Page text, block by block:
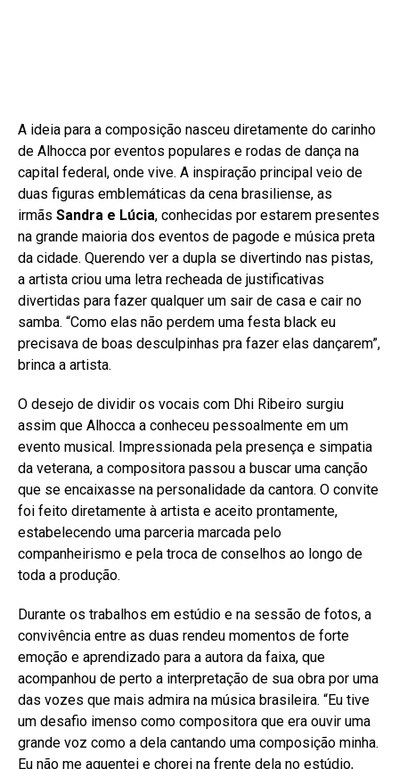
A ideia para a composição nasceu diretamente do carinho
de Alhocca por eventos populares e rodas de dança na
capital federal, onde vive. A inspiração principal veio de
duas figuras emblemáticas da cena brasiliense, as
irmãs Sandra e Lúcia, conhecidas por estarem presentes
na grande maioria dos eventos de pagode e música preta
da cidade. Querendo ver a dupla se divertindo nas pistas,
a artista criou uma letra recheada de justificativas
divertidas para fazer qualquer um sair de casa e cair no
samba. “Como elas não perdem uma festa black eu
precisava de boas desculpinhas pra fazer elas dançarem”,
brinca a artista.
O desejo de dividir os vocais com Dhi Ribeiro surgiu
assim que Alhocca a conheceu pessoalmente em um
evento musical. Impressionada pela presença e simpatia
da veterana, a compositora passou a buscar uma canção
que se encaixasse na personalidade da cantora. O convite
foi feito diretamente à artista e aceito prontamente,
estabelecendo uma parceria marcada pelo
companheirismo e pela troca de conselhos ao longo de
toda a produção.
Durante os trabalhos em estúdio e na sessão de fotos, a
convivência entre as duas rendeu momentos de forte
emoção e aprendizado para a autora da faixa, que
acompanhou de perto a interpretação de sua obra por uma
das vozes que mais admira na música brasileira. “Eu tive
um desafio imenso como compositora que era ouvir uma
grande voz como a dela cantando uma composição minha.
Eu não me aguentei e chorei na frente dela no estúdio,